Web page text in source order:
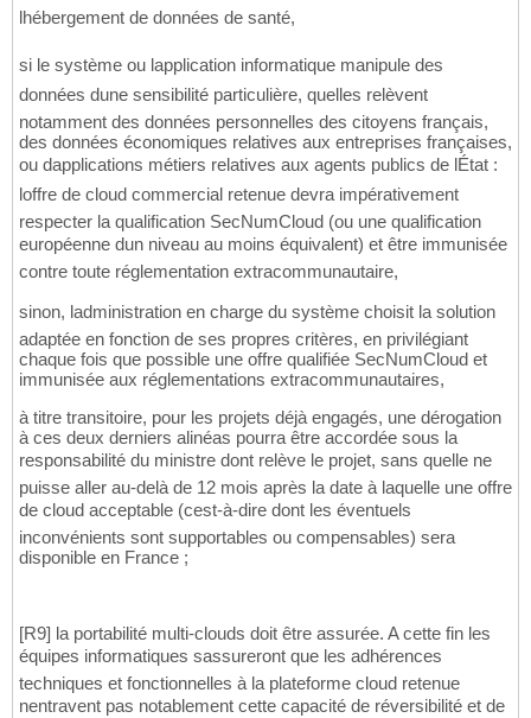
lhébergement de données de santé,
si le système ou lapplication informatique manipule des
données dune sensibilité particulière, quelles relèvent
notamment des données personnelles des citoyens français,
des données économiques relatives aux entreprises françaises,
ou dapplications métiers relatives aux agents publics de lÉtat :
loffre de cloud commercial retenue devra impérativement
respecter la qualification SecNumCloud (ou une qualification
européenne dun niveau au moins équivalent) et être immunisée
contre toute réglementation extracommunautaire,
sinon, ladministration en charge du système choisit la solution
adaptée en fonction de ses propres critères, en privilégiant
chaque fois que possible une offre qualifiée SecNumCloud et
immunisée aux réglementations extracommunautaires,
à titre transitoire, pour les projets déjà engagés, une dérogation
à ces deux derniers alinéas pourra être accordée sous la
responsabilité du ministre dont relève le projet, sans quelle ne
puisse aller au-delà de 12 mois après la date à laquelle une offre
de cloud acceptable (cest-à-dire dont les éventuels
inconvénients sont supportables ou compensables) sera
disponible en France ;
[R9] la portabilité multi-clouds doit être assurée. A cette fin les
équipes informatiques sassureront que les adhérences
techniques et fonctionnelles à la plateforme cloud retenue
nentravent pas notablement cette capacité de réversibilité et de